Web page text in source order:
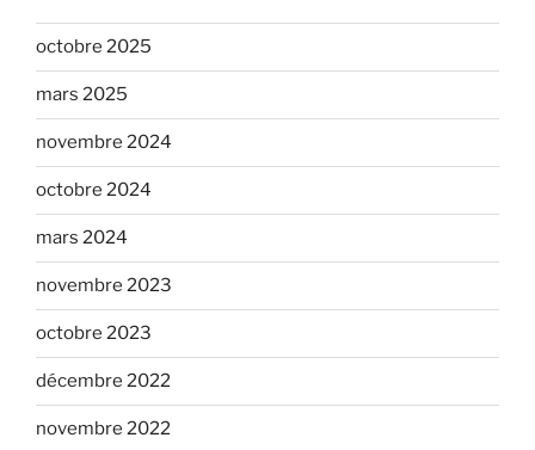
octobre 2025
mars 2025
novembre 2024
octobre 2024
mars 2024
novembre 2023
octobre 2023
décembre 2022
novembre 2022